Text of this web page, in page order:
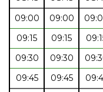
09:00
09:00
09:15
09:15
09:30
09:30
09:45
09:45